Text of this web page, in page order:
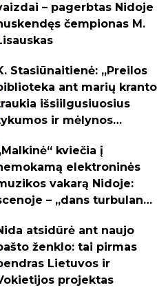
– pagerbtas Nidoje
čempionas M.
Stasiūnaitienė: „Preilos
ant marių kranto
išsiilgusiuosius
ir mėlynos
kviečia į
elektroninės
vakarą Nidoje:
– „dans turbulans“
atsidūrė ant naujo
ženklo: tai pirmas
Lietuvos ir
projektas